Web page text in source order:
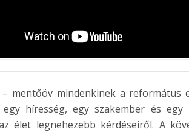
mentőöv mindenkinek a református
egy híresség, egy szakember és
élet legnehezebb kérdéseiről. A